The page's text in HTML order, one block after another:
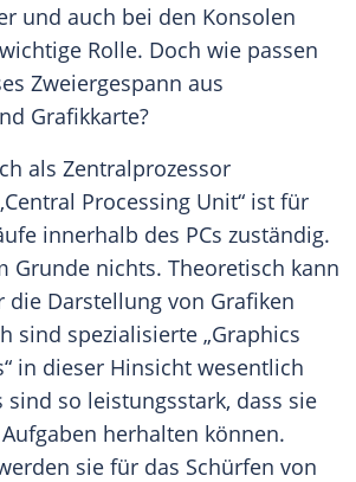
und auch bei den Konsolen
Rolle. Doch wie passen
Zweiergespann aus
Grafikkarte?
als Zentralprozessor
Processing Unit“ ist für
innerhalb des PCs zuständig.
Grunde nichts. Theoretisch kann
die Darstellung von Grafiken
sind spezialisierte „Graphics
in dieser Hinsicht wesentlich
sind so leistungsstark, dass sie
Aufgaben herhalten können.
sie für das Schürfen von